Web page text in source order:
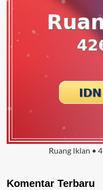
Ruang Iklan •
Komentar Terbaru